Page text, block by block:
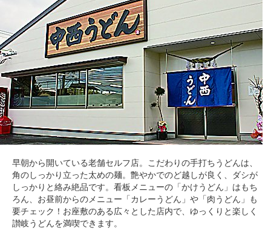
早朝から開いている老舗セルフ店。こだわりの手打ちうどんは、
角のしっかり立った太めの麺。艶やかでのど越しが良く、ダシが
しっかりと絡み絶品です。看板メニューの「かけうどん」はもち
ろん、お昼前からのメニュー「カレーうどん」や「肉うどん」も
要チェック！お座敷のある広々とした店内で、ゆっくりと楽しく
讃岐うどんを満喫できます。